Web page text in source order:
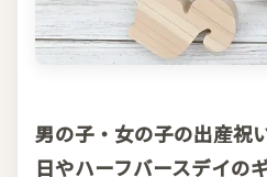
男の子・女の子の出産祝
日やハーフバースデイの